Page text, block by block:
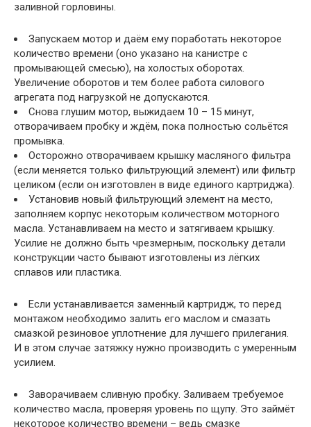
заливной горловины.
Запускаем мотор и даём ему поработать некоторое
количество времени (оно указано на канистре с
промывающей смесью), на холостых оборотах.
Увеличение оборотов и тем более работа силового
агрегата под нагрузкой не допускаются.
Снова глушим мотор, выжидаем 10 – 15 минут,
отворачиваем пробку и ждём, пока полностью сольётся
промывка.
Осторожно отворачиваем крышку масляного фильтра
(если меняется только фильтрующий элемент) или фильтр
целиком (если он изготовлен в виде единого картриджа).
Установив новый фильтрующий элемент на место,
заполняем корпус некоторым количеством моторного
масла. Устанавливаем на место и затягиваем крышку.
Усилие не должно быть чрезмерным, поскольку детали
конструкции часто бывают изготовлены из лёгких
сплавов или пластика.
Если устанавливается заменный картридж, то перед
монтажом необходимо залить его маслом и смазать
смазкой резиновое уплотнение для лучшего прилегания.
И в этом случае затяжку нужно производить с умеренным
усилием.
Заворачиваем сливную пробку. Заливаем требуемое
количество масла, проверяя уровень по щупу. Это займёт
некоторое количество времени – ведь смазке